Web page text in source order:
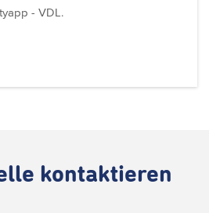
- VDL.
kontaktieren